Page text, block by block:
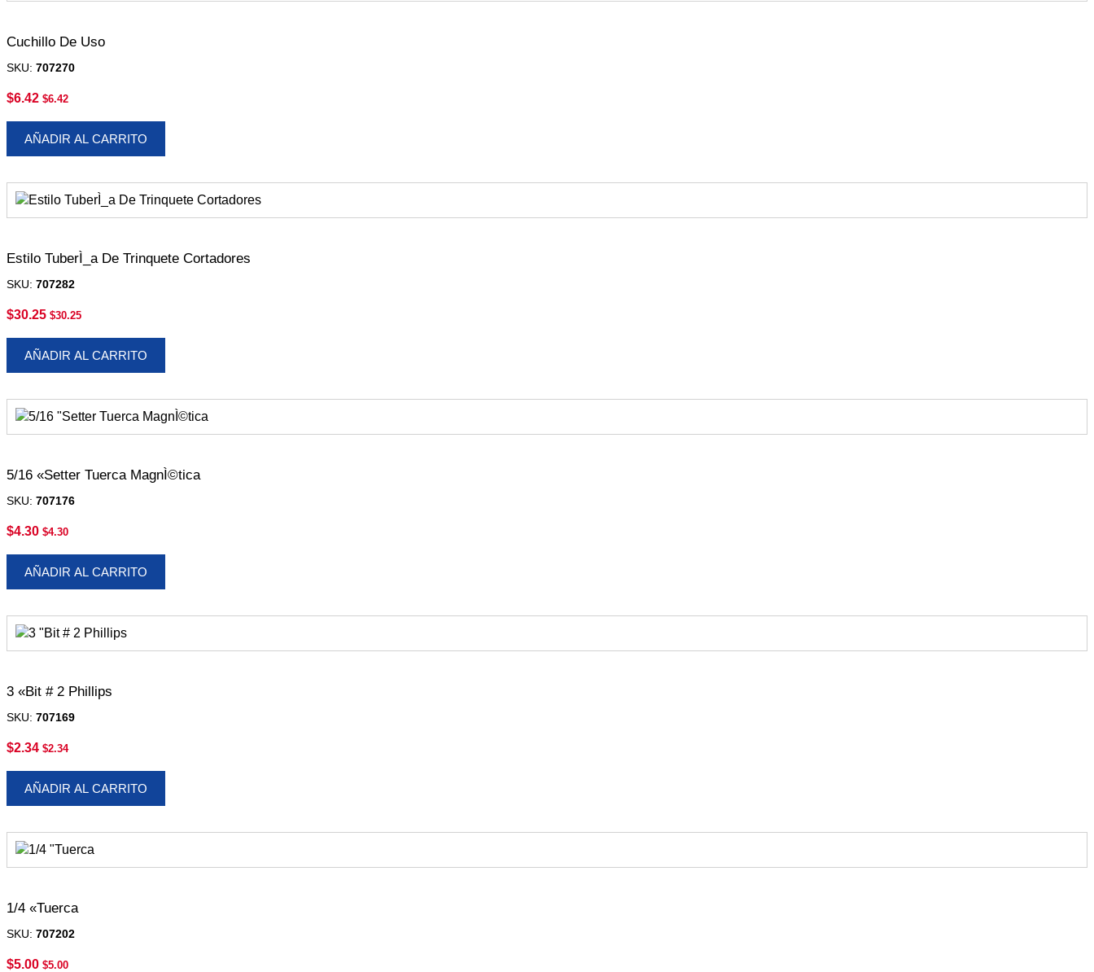
Cuchillo De Uso
SKU: 707270
$6.42 $6.42
AÑADIR AL CARRITO
Estilo TuberÌ_a De Trinquete Cortadores
SKU: 707282
$30.25 $30.25
AÑADIR AL CARRITO
5/16 «Setter Tuerca MagnÌ©tica
SKU: 707176
$4.30 $4.30
AÑADIR AL CARRITO
3 «Bit # 2 Phillips
SKU: 707169
$2.34 $2.34
AÑADIR AL CARRITO
1/4 «Tuerca
SKU: 707202
$5.00 $5.00